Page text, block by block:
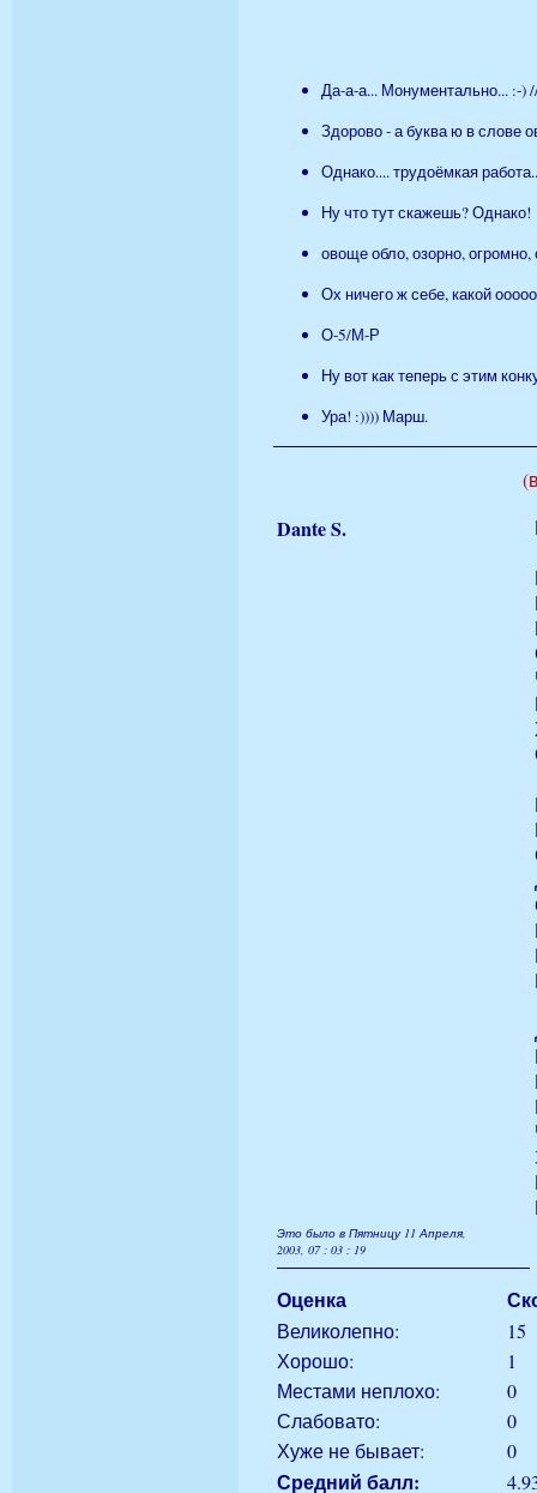
Да-а-а... Монументально... :-)
Здорово - а буква ю в слове
Однако.... трудоёмкая
Ну что тут скажешь? Однако!
овоще обло, озорно, огромно,
Ох ничего ж себе, какой
О-5/М-Р
Ну вот как теперь с этим
Ура! :)))) Марш.
Dante S.
Это было в Пятницу 11 Апреля,
2003, 07 : 03 : 19
Оценка
Великолепно:
15
Хорошо:
1
Местами неплохо:
0
Слабовато:
0
Хуже не бывает:
0
Средний балл: